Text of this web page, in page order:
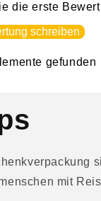
l
a
p
a
e
r
die erste
schreiben
gefunden
mit